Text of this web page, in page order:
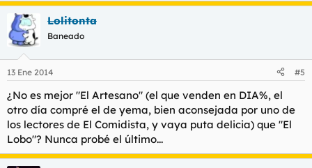
Lolitonta
Baneado
13 Ene 2014 #5
¿No es mejor "El Artesano" (el que venden en DIA%, el
otro día compré el de yema, bien aconsejada por uno de
los lectores de El Comidista, y vaya puta delicia) que "El
Lobo"? Nunca probé el último...